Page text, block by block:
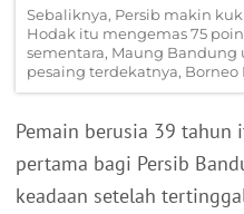
Sebaliknya, Persib makin
Hodak itu mengemas 75
sementara, Maung
pesaing terdekatnya, Borneo
Pemain berusia 39 tahun
pertama bagi Persib
keadaan setelah